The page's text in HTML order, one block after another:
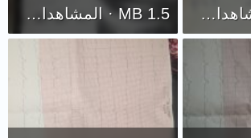
1.3 MB · المشاهدات: 531 1.5 MB · المشاهدات: 242